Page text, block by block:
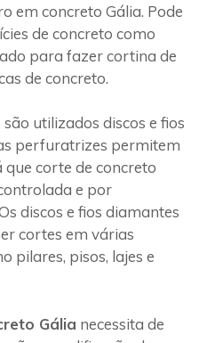
em concreto Gália. Pode
de concreto como
para fazer cortina de
de concreto.
são utilizados discos e fios
perfuratrizes permitem
corte de concreto
e por
discos e fios diamantes
cortes em várias
pilares, pisos, lajes e
Gália necessita de